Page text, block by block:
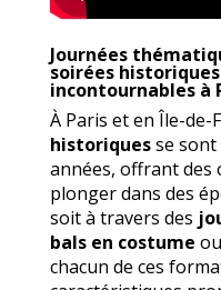
Journées
soirées
incontournables à
À Paris et en Île-de-
historiquesse sont
années, offrant
plonger dans des
soit à travers des
bals en costume
chacun de ces